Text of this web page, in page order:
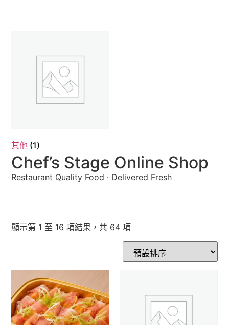
其他 (1)
Chef’s Stage Online Shop
Restaurant Quality Food · Delivered Fresh
顯示第 1 至 16 項結果，共 64 項